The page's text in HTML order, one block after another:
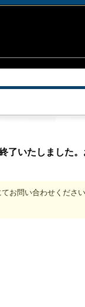
了いたしました
お問い合わせくださ